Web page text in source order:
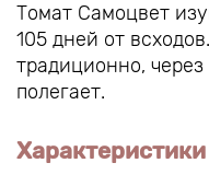
Томат Самоцвет
105 дней от
традиционно,
полегает.